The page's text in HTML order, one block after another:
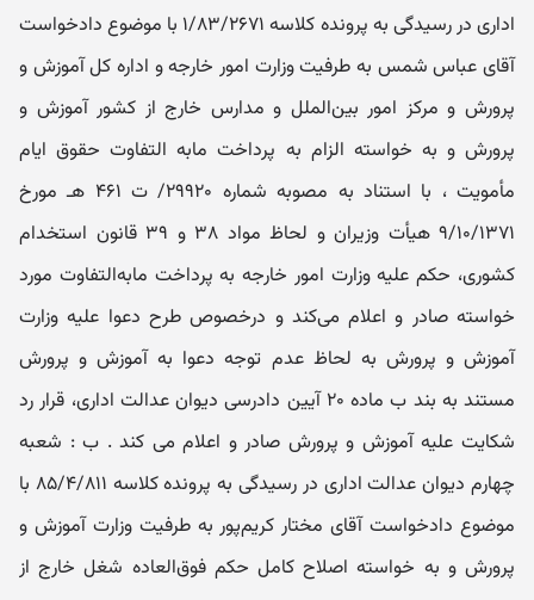
اداری در رسیدگی به پرونده کلاسه ۱/۸۳/۲۶۷۱ با موضوع دادخواست
آقای عباس شمس به طرفیت وزارت امور خارجه و اداره کل آموزش و
پرورش و مرکز امور بین‌الملل و مدارس خارج از کشور آموزش و
پرورش و به خواسته الزام به پرداخت مابه التفاوت حقوق ایام
مأمویت ، با استناد به مصوبه شماره ۲۹۹۲۰/ ت ۴۶۱ هـ‍ مورخ
۹/۱۰/۱۳۷۱ هیأت وزیران و لحاظ مواد ۳۸ و ۳۹ قانون استخدام
کشوری، حکم علیه وزارت امور خارجه به پرداخت مابه‌التفاوت مورد
خواسته صادر و اعلام می‌کند و درخصوص طرح دعوا علیه وزارت
آموزش و پرورش به لحاظ عدم توجه دعوا به آموزش و پرورش
مستند به بند ب ماده ۲۰ آیین دادرسی دیوان عدالت اداری، قرار رد
شکایت علیه آموزش و پرورش صادر و اعلام می کند . ب : شعبه
چهارم دیوان عدالت اداری در رسیدگی به پرونده کلاسه ۸۵/۴/۸۱۱ با
موضوع دادخواست آقای مختار کریم‌پور به طرفیت وزارت آموزش و
پرورش و به خواسته اصلاح کامل حکم فوق‌العاده شغل خارج از